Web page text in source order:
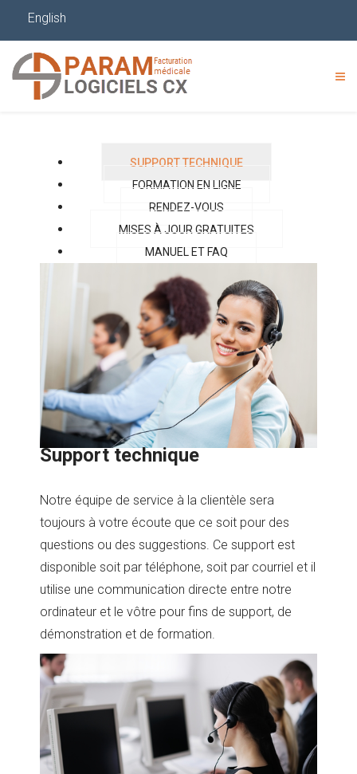
English
SUPPORT TECHNIQUE
FORMATION EN LIGNE
RENDEZ-VOUS
MISES À JOUR GRATUITES
MANUEL ET FAQ
Support technique
Notre équipe de service à la clientèle sera
toujours à votre écoute que ce soit pour des
questions ou des suggestions. Ce support est
disponible soit par téléphone, soit par courriel et il
utilise une communication directe entre notre
ordinateur et le vôtre pour fins de support, de
démonstration et de formation.